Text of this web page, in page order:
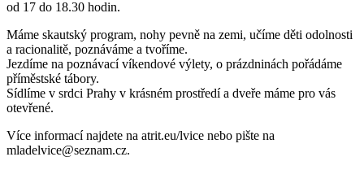
od 17 do 18.30 hodin.
Máme skautský program, nohy pevně na zemi, učíme děti odolnosti
a racionalitě, poznáváme a tvoříme.
Jezdíme na poznávací víkendové výlety, o prázdninách pořádáme
příměstské tábory.
Sídlíme v srdci Prahy v krásném prostředí a dveře máme pro vás
otevřené.
Více informací najdete na atrit.eu/lvice nebo pište na
mladelvice@seznam.cz.